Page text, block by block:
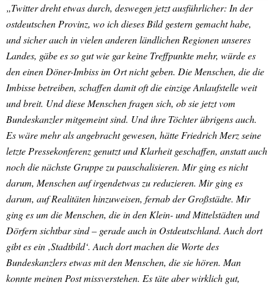
„Twitter dreht etwas durch, deswegen jetzt ausführlicher: In der
ostdeutschen Provinz, wo ich dieses Bild gestern gemacht habe,
und sicher auch in vielen anderen ländlichen Regionen unseres
Landes, gäbe es so gut wie gar keine Treffpunkte mehr, würde es
den einen Döner-Imbiss im Ort nicht geben. Die Menschen, die die
Imbisse betreiben, schaffen damit oft die einzige Anlaufstelle weit
und breit. Und diese Menschen fragen sich, ob sie jetzt vom
Bundeskanzler mitgemeint sind. Und ihre Töchter übrigens auch.
Es wäre mehr als angebracht gewesen, hätte Friedrich Merz seine
letzte Pressekonferenz genutzt und Klarheit geschaffen, anstatt auch
noch die nächste Gruppe zu pauschalisieren. Mir ging es nicht
darum, Menschen auf irgendetwas zu reduzieren. Mir ging es
darum, auf Realitäten hinzuweisen, fernab der Großstädte. Mir
ging es um die Menschen, die in den Klein- und Mittelstädten und
Dörfern sichtbar sind – gerade auch in Ostdeutschland. Auch dort
gibt es ein ‚Stadtbild‘. Auch dort machen die Worte des
Bundeskanzlers etwas mit den Menschen, die sie hören. Man
konnte meinen Post missverstehen. Es täte aber wirklich gut,